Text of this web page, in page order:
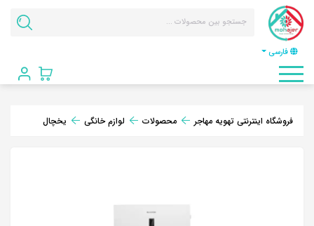
فارسی
فروشگاه اینترنتی تهویه مهاجر محصولات لوازم خانگی یخچال